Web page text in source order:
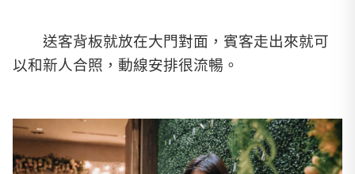
送客背板就放在大門對面，賓客走出來就可
以和新人合照，動線安排很流暢。